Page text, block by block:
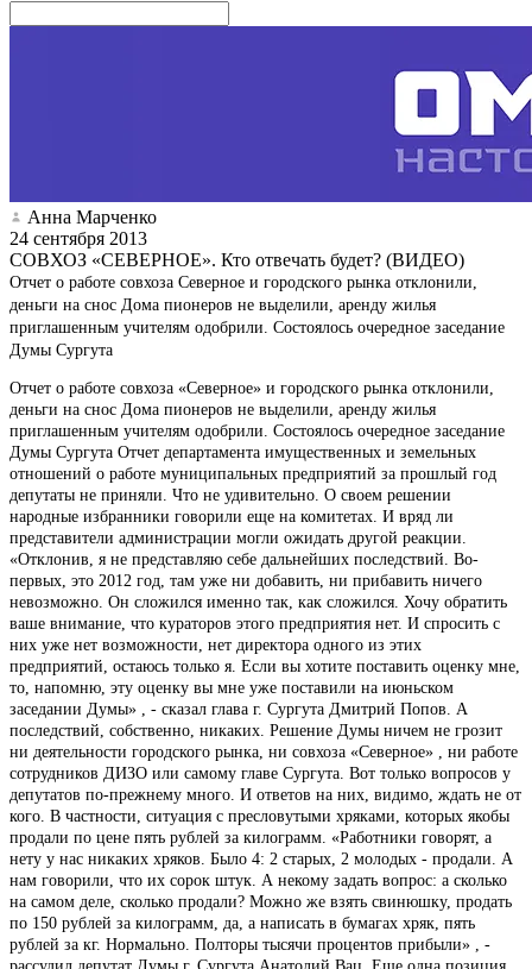
Анна Марченко
24 сентября 2013
СОВХОЗ «СЕВЕРНОЕ». Кто отвечать будет? (ВИДЕО)
Отчет о работе совхоза Северное и городского рынка отклонили,
деньги на снос Дома пионеров не выделили, аренду жилья
приглашенным учителям одобрили. Состоялось очередное заседание
Думы Сургута
Отчет о работе совхоза «Северное» и городского рынка отклонили,
деньги на снос Дома пионеров не выделили, аренду жилья
приглашенным учителям одобрили. Состоялось очередное заседание
Думы Сургута Отчет департамента имущественных и земельных
отношений о работе муниципальных предприятий за прошлый год
депутаты не приняли. Что не удивительно. О своем решении
народные избранники говорили еще на комитетах. И вряд ли
представители администрации могли ожидать другой реакции.
«Отклонив, я не представляю себе дальнейших последствий. Во-
первых, это 2012 год, там уже ни добавить, ни прибавить ничего
невозможно. Он сложился именно так, как сложился. Хочу обратить
ваше внимание, что кураторов этого предприятия нет. И спросить с
них уже нет возможности, нет директора одного из этих
предприятий, остаюсь только я. Если вы хотите поставить оценку мне,
то, напомню, эту оценку вы мне уже поставили на июньском
заседании Думы» , - сказал глава г. Сургута Дмитрий Попов. А
последствий, собственно, никаких. Решение Думы ничем не грозит
ни деятельности городского рынка, ни совхоза «Северное» , ни работе
сотрудников ДИЗО или самому главе Сургута. Вот только вопросов у
депутатов по-прежнему много. И ответов на них, видимо, ждать не от
кого. В частности, ситуация с пресловутыми хряками, которых якобы
продали по цене пять рублей за килограмм. «Работники говорят, а
нету у нас никаких хряков. Было 4: 2 старых, 2 молодых - продали. А
нам говорили, что их сорок штук. А некому задать вопрос: а сколько
на самом деле, сколько продали? Можно же взять свинюшку, продать
по 150 рублей за килограмм, да, а написать в бумагах хряк, пять
рублей за кг. Нормально. Полторы тысячи процентов прибыли» , -